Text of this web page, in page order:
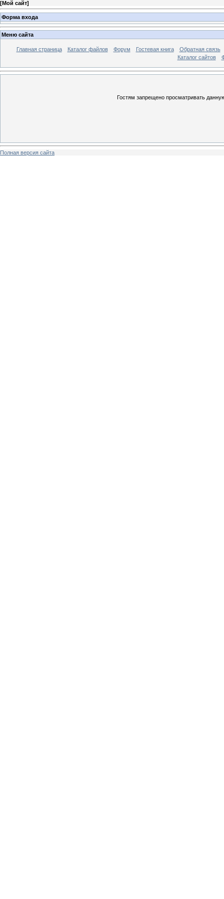
[Мой сайт]
Форма входа
Меню сайта
Главная страница Каталог файлов Форум Гостевая книга
Обратная связь
Каталог сайтов
Гостям запрещено просматривать
Полная версия сайта